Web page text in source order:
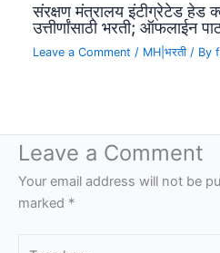
संरक्षण मंत्रालय इंटीग्रेटेड हेड
उत्तीर्णांसाठी भरती; ऑफलाईन
Leave a Comment / MH|भरती / By
Leave a Comment
Your email address will not be
marked *